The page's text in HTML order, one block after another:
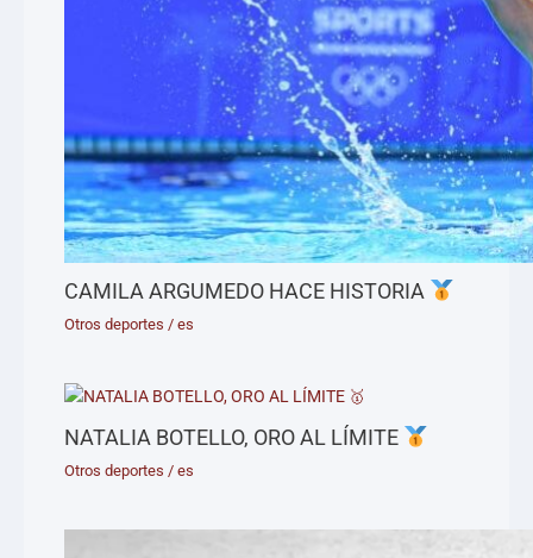
CAMILA ARGUMEDO HACE HISTORIA
Otros deportes /es
NATALIA BOTELLO, ORO AL LÍMITE
Otros deportes /es